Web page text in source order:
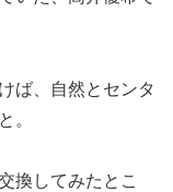
ば、自然とセンタ
。
換してみたとこ